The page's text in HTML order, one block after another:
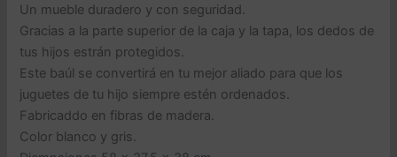
Un mueble duradero y con seguridad.
Gracias a la parte superior de la caja y la tapa, los dedos de
tus hijos estrán protegidos.
Este baúl se convertirá en tu mejor aliado para que los
juguetes de tu hijo siempre estén ordenados.
Fabricaddo en fibras de madera.
Color blanco y gris.